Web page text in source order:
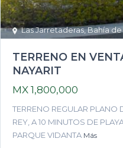
Las Jarretaderas,Bahía
TERRENO EN
NAYARIT
MX 1,800,000
TERRENO REGULAR PLANO
REY, A 10 MINUTOS DE
PARQUE VIDANTA Más